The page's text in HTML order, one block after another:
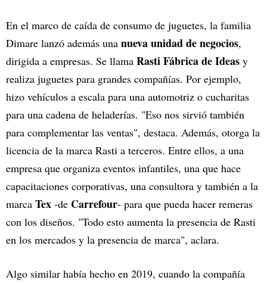
En el marco de caída de consumo de juguetes, la familia
Dimare lanzó además una nueva unidad de negocios,
dirigida a empresas. Se llama Rasti Fábrica de Ideas y
realiza juguetes para grandes compañías. Por ejemplo,
hizo vehículos a escala para una automotriz o cucharitas
para una cadena de heladerías. "Eso nos sirvió también
para complementar las ventas", destaca. Además, otorga la
licencia de la marca Rasti a terceros. Entre ellos, a una
empresa que organiza eventos infantiles, una que hace
capacitaciones corporativas, una consultora y también a la
marca Tex -de Carrefour- para que pueda hacer remeras
con los diseños. "Todo esto aumenta la presencia de Rasti
en los mercados y la presencia de marca", aclara.
Algo similar había hecho en 2019, cuando la compañía